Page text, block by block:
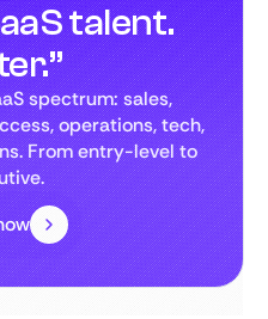
talent.
spectrum: sales,
operations, tech,
From entry-level to